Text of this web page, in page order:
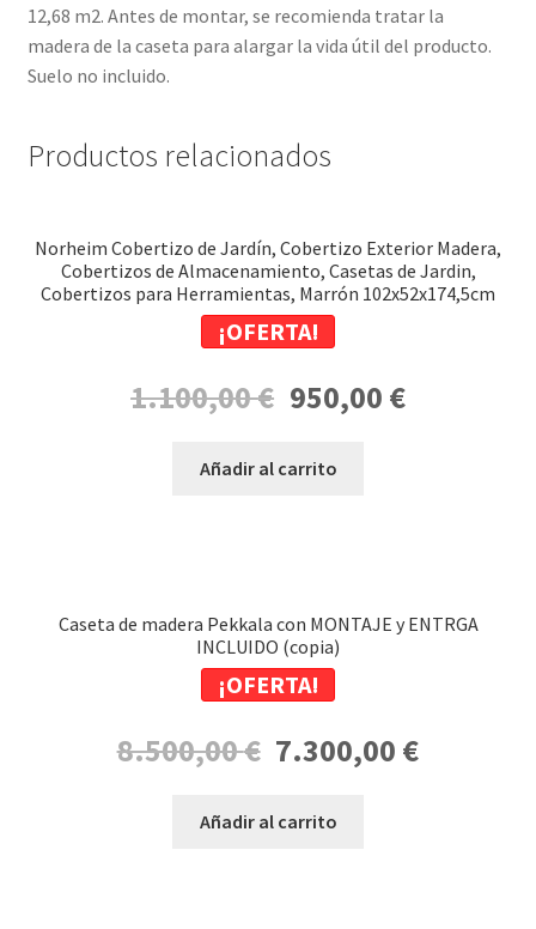
12,68 m2. Antes de montar, se recomienda tratar la
madera de la caseta para alargar la vida útil del producto.
Suelo no incluido.
Productos relacionados
Norheim Cobertizo de Jardín, Cobertizo Exterior Madera,
Cobertizos de Almacenamiento, Casetas de Jardin,
Cobertizos para Herramientas, Marrón 102x52x174,5cm
¡OFERTA!
1.100,00€
El
precio
era:
950,00 €El
Añadir al carrito
Caseta de madera Pekkala con MONTAJE y ENTRGA
INCLUIDO (copia)
¡OFERTA!
8.500,00€ El
precio
era:
7.300,00 €El
Añadir al carrito